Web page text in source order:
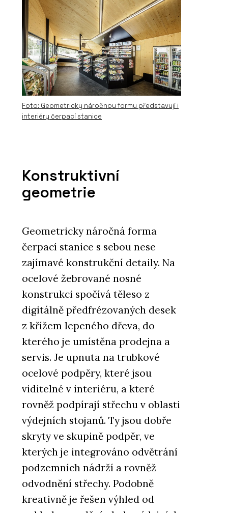
Foto: Geometricky náročnou formu představují i
interiéry čerpací stanice
Konstruktivní
geometrie
Geometricky náročná forma
čerpací stanice s sebou nese
zajímavé konstrukční detaily. Na
ocelové žebrované nosné
konstrukci spočívá těleso z
digitálně předfrézovaných desek
z křížem lepeného dřeva, do
kterého je umístěna prodejna a
servis. Je upnuta na trubkové
ocelové podpěry, které jsou
viditelné v interiéru, a které
rovněž podpírají střechu v oblasti
výdejních stojanů. Ty jsou dobře
skryty ve skupině podpěr, ve
kterých je integrováno odvětrání
podzemních nádrží a rovněž
odvodnění střechy. Podobně
kreativně je řešen výhled od